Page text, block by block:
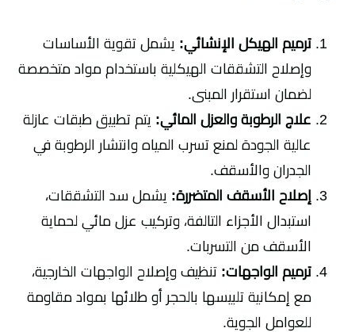
ترميم الهيكل الإنشائي: يشمل تقوية الأساسات
وإصلاح التشققات الهيكلية باستخدام مواد متخصصة
لضمان استقرار المبنى.
علاج الرطوبة والعزل المائي: يتم تطبيق طبقات عازلة
عالية الجودة لمنع تسرب المياه وانتشار الرطوبة في
الجدران والأسقف.
إصلاح الأسقف المتضررة: يشمل سد التشققات،
استبدال الأجزاء التالفة، وتركيب عزل مائي لحماية
الأسقف من التسربات.
ترميم الواجهات: تنظيف وإصلاح الواجهات الخارجية،
مع إمكانية تلبيسها بالحجر أو طلائها بمواد مقاومة
للعوامل الجوية.